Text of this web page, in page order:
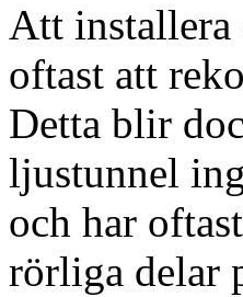
Att installera
oftast att
Detta blir
ljustunnel
och har
rörliga delar